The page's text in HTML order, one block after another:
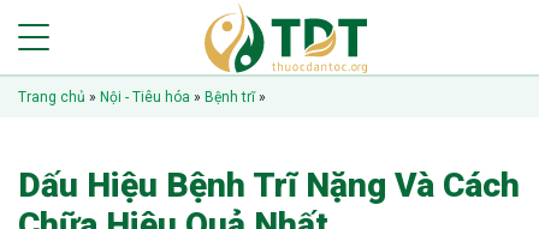
Trang chủ » Nội - Tiêu hóa » Bệnh trĩ»
Dấu Hiệu Bệnh Trĩ Nặng Và Cách